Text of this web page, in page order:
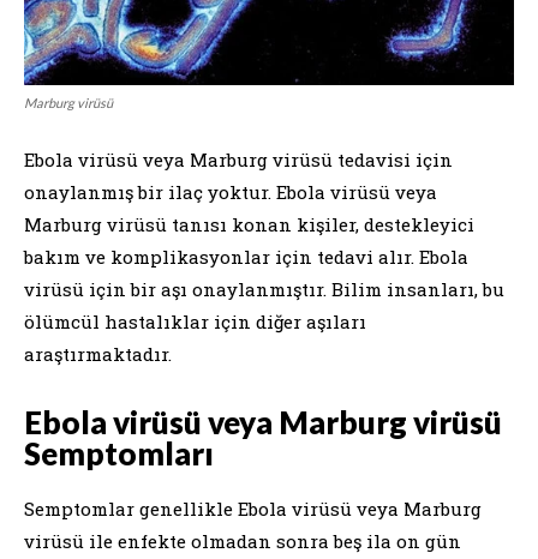
Marburg virüsü
Ebola virüsü veya Marburg virüsü tedavisi için
onaylanmış bir ilaç yoktur. Ebola virüsü veya
Marburg virüsü tanısı konan kişiler, destekleyici
bakım ve komplikasyonlar için tedavi alır. Ebola
virüsü için bir aşı onaylanmıştır. Bilim insanları, bu
ölümcül hastalıklar için diğer aşıları
araştırmaktadır.
Ebola virüsü veya Marburg virüsü
Semptomları
Semptomlar genellikle Ebola virüsü veya Marburg
virüsü ile enfekte olmadan sonra beş ila on gün